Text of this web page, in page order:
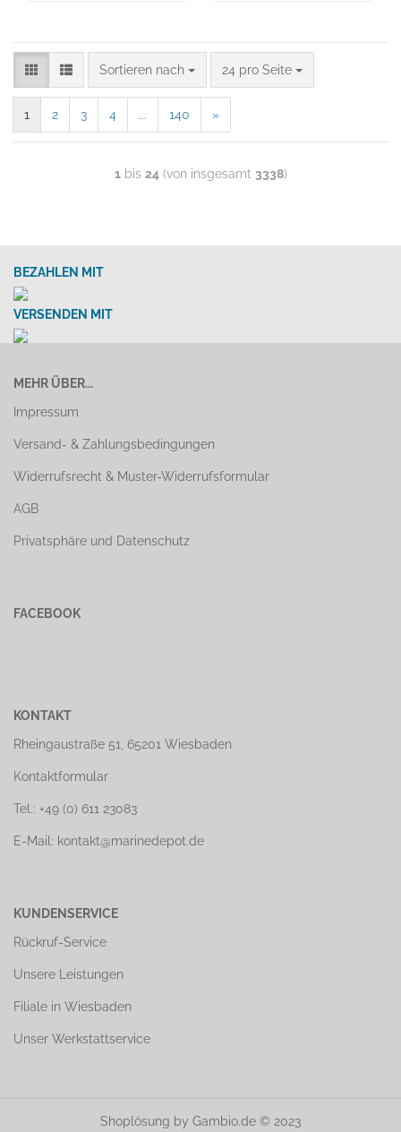
Sortieren nach 24 pro Seite
1 2 3 4 ... 140 »
1bis 24(von insgesamt 3338)
BEZAHLEN MIT
VERSENDEN MIT
MEHR ÜBER...
Impressum
Versand- & Zahlungsbedingungen
Widerrufsrecht & Muster-Widerrufsformular
AGB
Privatsphäre und Datenschutz
FACEBOOK
KONTAKT
Rheingaustraße 51, 65201 Wiesbaden
Kontaktformular
Tel.: +49 (0) 611 23083
E-Mail: kontakt@marinedepot.de
KUNDENSERVICE
Rückruf-Service
Unsere Leistungen
Filiale in Wiesbaden
Unser Werkstattservice
Shoplösung by Gambio.de © 2023